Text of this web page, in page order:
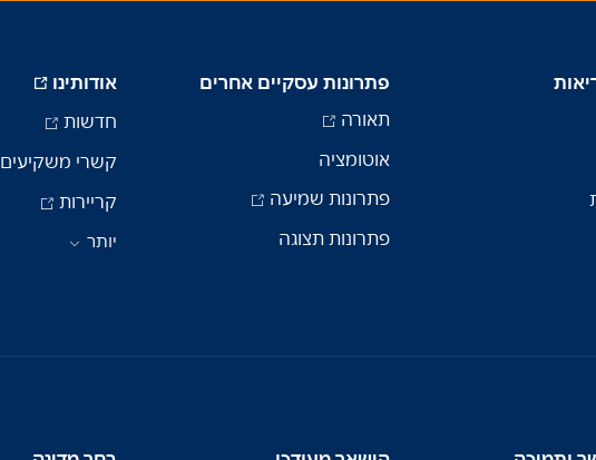
פתרונות עסקיים אחרים
תאורה
אוטומציה
פתרונות שמיעה
פתרונות תצוגה
אודותינו
חדשות
קשרי משקיעים
קריירות
יותר